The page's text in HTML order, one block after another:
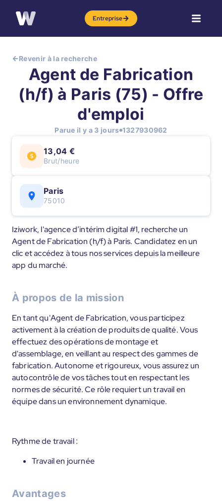
Entreprise
Revenir à la recherche
Agent de Fabrication
(h/f) à Paris (75) - Offre
d'emploi
Parue il y a 3 jours 1327930962
13,04 €
Brut/heure
Paris
75010
Iziwork, l'agence d’intérim digital #1, recherche un
Agent de Fabrication (h/f) à Paris. Candidatez en un
clic et accédez à tous nos services depuis la meilleure
app du marché.
À propos de la mission
En tant qu'Agent de Fabrication, vous participez
activement à la création de produits de qualité. Vous
effectuez des opérations de montage et
d'assemblage, en veillant au respect des gammes de
fabrication. Autonome et rigoureux, vous assurez un
autocontrôle de vos tâches tout en respectant les
normes de sécurité. Ce rôle requiert un travail en
équipe dans un environnement dynamique.
Rythme de travail :
Travail en journée
Avantages